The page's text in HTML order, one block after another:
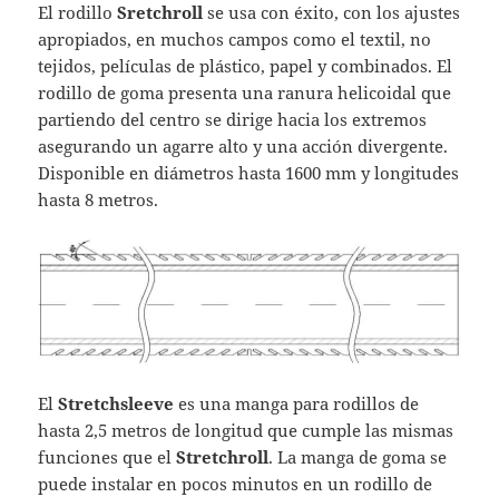
El rodilloSretchroll se usa con éxito, con los ajustes
apropiados, en muchos campos como el textil, no
tejidos, películas de plástico, papel y combinados. El
rodillo de goma presenta una ranura helicoidal que
partiendo del centro se dirige hacia los extremos
asegurando un agarre alto y una acción divergente.
Disponible en diámetros hasta 1600 mm y longitudes
hasta 8 metros.
ElStretchsleeve es una manga para rodillos de
hasta 2,5 metros de longitud que cumple las mismas
funciones que elStretchroll. La manga de goma se
puede instalar en pocos minutos en un rodillo de